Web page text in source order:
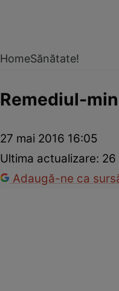
HomeSănătate!
Remediul-
27 mai 2016 16:05
Ultima actualizare: 26
Adaugă-ne ca